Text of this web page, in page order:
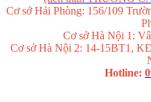
Cơ sở Hải Phòng: 156/109
Cơ sở Hà Nội 1:
Cơ sở Hà Nội 2: 14-15BT1,
Hotline: